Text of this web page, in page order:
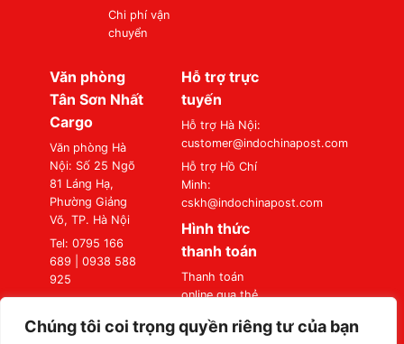
Chúng tôi coi trọng quyền riêng tư của bạn
Chi phí vận
chuyển
Văn phòng
Tân Sơn Nhất
Cargo
Văn phòng Hà
Nội: Số 25 Ngõ
81 Láng Hạ,
Phường Giảng
Võ, TP. Hà Nội
Tel: 0795 166
689 | 0938 588
925
Gòn: Số 87
Đường A4
Hỗ trợ trực
tuyến
Hỗ trợ Hà Nội:
customer@indochinapost.com
Hỗ trợ Hồ Chí
Minh:
cskh@indochinapost.com
Hình thức
thanh toán
Thanh toán
online qua thẻ
Thanh toán tại